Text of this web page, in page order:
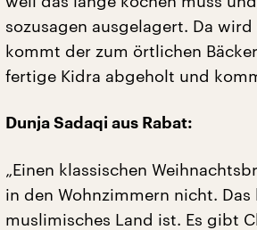
sozusagen ausgelagert. Da
kommt der zum örtlichen
fertige Kidra abgeholt und
Dunja Sadaqi aus Rabat:
„Einen klassischen
in den Wohnzimmern nicht.
muslimisches Land ist. Es gibt